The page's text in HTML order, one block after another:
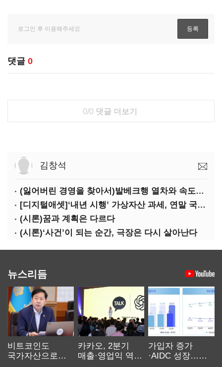
댓글 0
0/0 댓글 더보기
김창석
(잃어버린 경영을 찾아서)발베크행 열차와 속도의 환상: 디지털 전환과 물류 혁신의 포용적 노동 전략
[디지털애셋]‘내년 시행’ 가상자산 과세, 연말 국회 문턱 넘을까
(시론)꿈과 계획은 다르다
(시론)‘사건’이 되는 순간, 극장은 다시 살아난다
뉴스리듬
비트코인도
국가자산으로…'
카카오, 2분기
매출·영업익 역대
가입자 증가
·AIDC 성장…